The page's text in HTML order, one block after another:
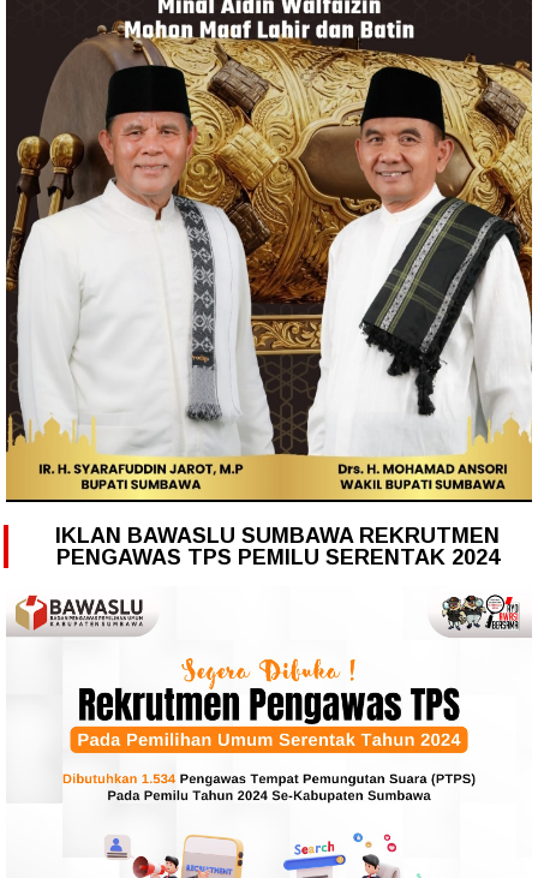
IKLAN BAWASLU SUMBAWA REKRUTMEN
PENGAWAS TPS PEMILU SERENTAK 2024